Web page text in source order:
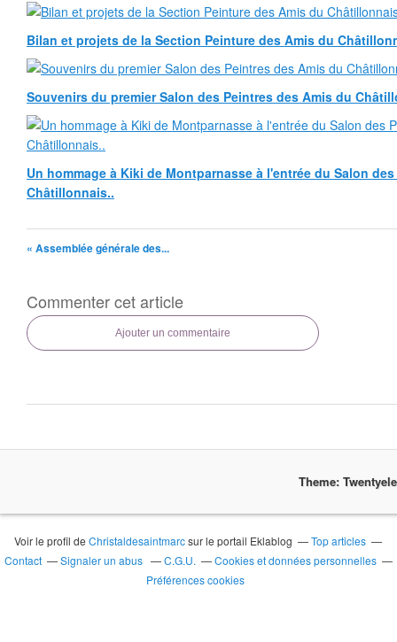
Bilan et projets de la Section Peinture des Amis du
Souvenirs du premier Salon des Peintres des Amis du
Un hommage à Kiki de Montparnasse à l'entrée du Salon
Châtillonnais..
« Assemblée générale des...
Commenter cet article
Ajouter un commentaire
Theme:
Voir le profil deChristaldesaintmarcsur le portail Eklablog
Top articles
Contact
Signaler un abus C.G.U.
Cookies et données personnelles
Préférences cookies